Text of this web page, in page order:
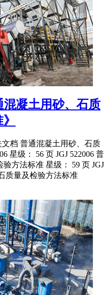
混凝土用砂、石质
档 普通混凝土用砂、石质
星级： 56 页 JGJ 522006 普
方法标准 星级： 59 页 JGJ
质量及检验方法标准